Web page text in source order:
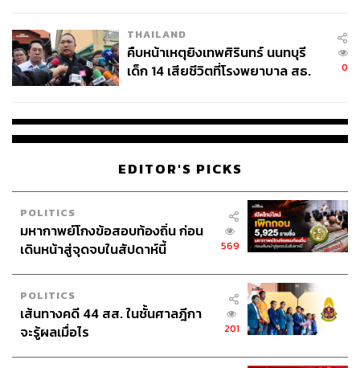
THAILAND
คืบหน้าเหตุยิงเทพศิรินทร์ นนทบุรี
เด็ก 14 เสียชีวิตที่โรงพยาบาล สธ.
0
EDITOR'S PICKS
POLITICS
มหากาพย์โกงข้อสอบท้องถิ่น ก่อน
เดินหน้าสู่จุดจบในสัปดาห์นี้
569
POLITICS
เส้นทางคดี 44 สส. ในชั้นศาลฎีกา
จะรู้ผลเมื่อไร
201